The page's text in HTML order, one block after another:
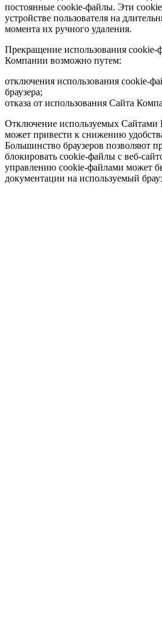
постоянные cookie-файлы. Эти
устройстве пользователя на
момента их ручного удаления.
Прекращение использования cookie-
Компании возможно путем:
отключения использования cookie-
браузера;
отказа от использования Сайта
Отключение используемых Сайтами
может привести к снижению
Большинство браузеров позволяют
блокировать cookie-файлы c веб-
управлению cookie-файлами может
документации на используемый